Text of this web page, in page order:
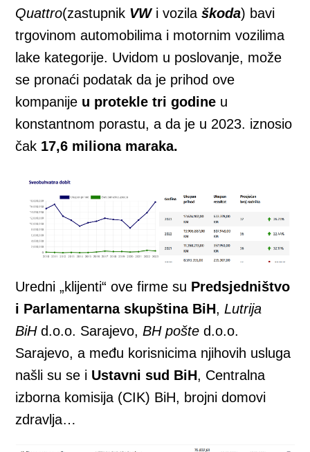
Quattro(zastupnik VWi vozilaškoda) bavi
trgovinom automobilima i motornim vozilima
lake kategorije. Uvidom u poslovanje, može
se pronaći podatak da je prihod ove
kompanije u protekle tri godine u
konstantnom porastu, a da je u 2023. iznosio
čak 17,6 miliona maraka.
Uredni „klijenti“ ove firme su Predsjedništvo
i Parlamentarna skupština BiH,Lutrija
BiHd.o.o. Sarajevo,BH pošte d.o.o.
Sarajevo, a među korisnicima njihovih usluga
našli su se i Ustavni sud BiH, Centralna
izborna komisija (CIK) BiH, brojni domovi
zdravlja…